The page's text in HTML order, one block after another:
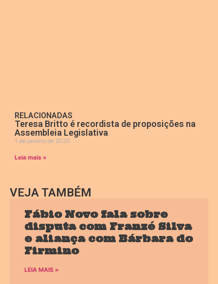
RELACIONADAS
Teresa Britto é recordista de proposições na
Assembleia Legislativa
1 de janeiro de 2020
Leia mais »
VEJA TAMBÉM
Fábio Novo fala sobre
disputa com Franzé Silva
e aliança com Bárbara do
Firmino
LEIA MAIS »